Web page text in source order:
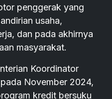
penggerak yang
usaha,
dan pada akhirnya
masyarakat.
Koordinator
November 2024,
kredit bersuku